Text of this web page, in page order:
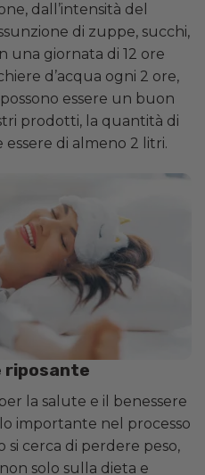
dall’intensità del
di zuppe, succhi,
una giornata di 12 ore
d’acqua ogni 2 ore,
essere un buon
prodotti, la quantità di
di almeno 2 litri.
riposante
la salute e il benessere
importante nel processo
si cerca di perdere peso,
solo sulla dieta e